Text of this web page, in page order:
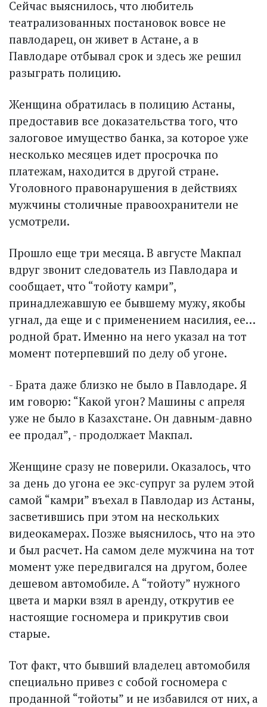
Сейчас выяснилось, что любитель
театрализованных постановок вовсе не
павлодарец, он живет в Астане, а в
Павлодаре отбывал срок и здесь же решил
разыграть полицию.
Женщина обратилась в полицию Астаны,
предоставив все доказательства того, что
залоговое имущество банка, за которое уже
несколько месяцев идет просрочка по
платежам, находится в другой стране.
Уголовного правонарушения в действиях
мужчины столичные правоохранители не
усмотрели.
Прошло еще три месяца. В августе Макпал
вдруг звонит следователь из Павлодара и
сообщает, что “тойоту кам­ри”,
принадлежавшую ее бывшему мужу, якобы
угнал, да еще и с применением насилия, ее…
родной брат. Именно на него указал на тот
момент потерпевший по делу об угоне.
- Брата даже близко не было в Павлодаре. Я
им говорю: “Какой угон? Машины с апреля
уже не было в Казахстане. Он давным-давно
ее продал”, - продолжает Макпал.
Женщине сразу не поверили. Оказалось, что
за день до угона ее экс-супруг за рулем этой
самой “камри” въехал в Павлодар из Астаны,
засветившись при этом на нескольких
видеокамерах. Позже выяснилось, что на это
и был расчет. На самом деле мужчина на тот
момент уже передвигался на другом, более
дешевом автомобиле. А “тойоту” нужного
цвета и марки взял в аренду, открутив ее
настоящие госномера и прикрутив свои
старые.
Тот факт, что бывший владелец автомобиля
специально привез с собой госномера с
проданной “тойоты” и не избавился от них, а